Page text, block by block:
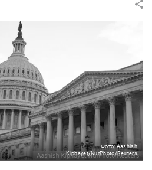
Фото: Aashish
Kiphayet/NurPhoto/Reuters